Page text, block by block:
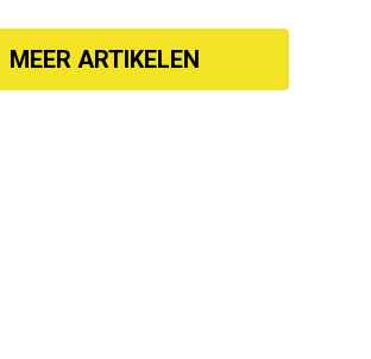
MEER ARTIKELEN